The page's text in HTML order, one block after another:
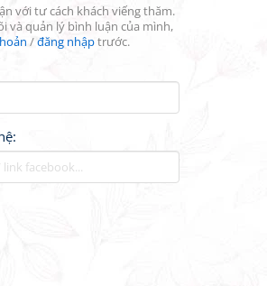
với tư cách khách viếng thăm.
và quản lý bình luận của mình,
/đăng nhậptrước.